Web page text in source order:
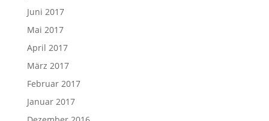
Juni 2017
Mai 2017
April 2017
März 2017
Februar 2017
Januar 2017